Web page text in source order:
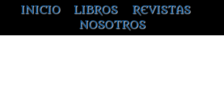
INICIO LIBROS
REVISTAS
NOSOTROS